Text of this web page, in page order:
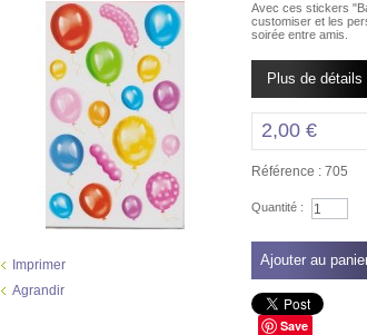
Imprimer
Agrandir
Avec ces stickers
customiser et les
soirée entre amis.
Plus de détails
2,00 €
Référence : 705
Quantité :
Ajouter au
Save